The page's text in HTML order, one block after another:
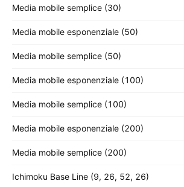
Media mobile semplice (30)
Media mobile esponenziale (50)
Media mobile semplice (50)
Media mobile esponenziale (100)
Media mobile semplice (100)
Media mobile esponenziale (200)
Media mobile semplice (200)
Ichimoku Base Line (9, 26, 52, 26)